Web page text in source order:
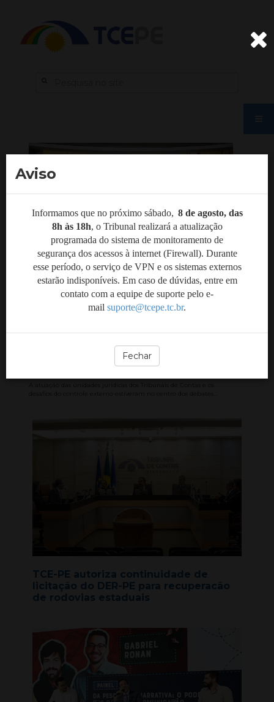
Encontro reúne áreas
jurídicas dos Tribunais de
Contas para discutir
desafios do controle
TCE-PE autoriza continuidade de
licitação do DER-PE para recuperacão
de rodovias estaduais
Aviso
Informamos que no próximo sábado, 8 de agosto, das
8h às 18h, o Tribunal realizará a atualização
programada do sistema de monitoramento de
segurança dos acessos à internet (Firewall). Durante
esse período, o serviço de VPN e os sistemas externos
estarão indisponíveis. Em caso de dúvidas, entre em
contato com a equipe de suporte pelo e-
mail suporte@tcepe.tc.br.
Fechar